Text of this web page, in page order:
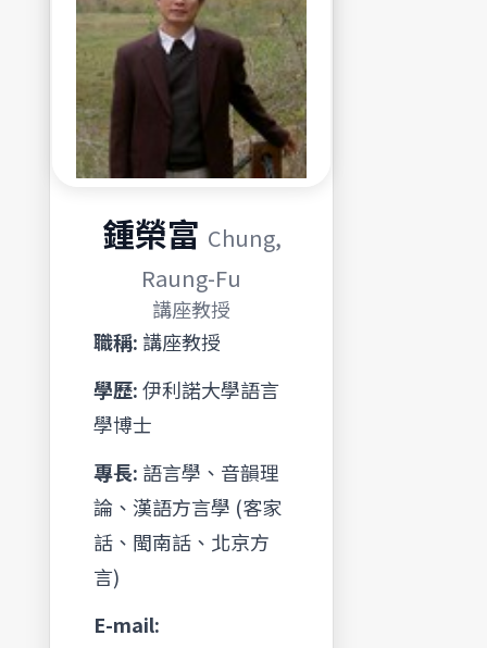
鍾榮富 Chung,
Raung-Fu
講座教授
職稱: 講座教授
學歷:伊利諾大學語言
學博士
專長: 語言學、音韻理
論、漢語方言學 (客家
話、閩南話、北京方
言)
E-mail: